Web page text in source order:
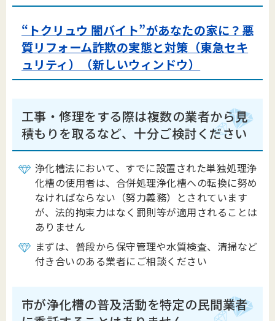
“トクリュウ 闇バイト”があなたの家に？悪
質リフォーム詐欺の実態と対策（東急セキ
ュリティ）（新しいウィンドウ）
工事・修理をする際は複数の業者から見
積もりを取るなど、十分ご検討ください
浄化槽法において、すでに設置された単独処理浄
化槽の使用者は、合併処理浄化槽への転換に努め
なければならない（努力義務）とされています
が、法的拘束力はなく罰則等が適用されることは
ありません
まずは、普段から保守管理や水質検査、清掃など
付き合いのある業者にご相談ください
市が浄化槽の普及活動を特定の民間業者